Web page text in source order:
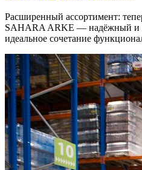
Расширенный ассортимент:
SAHARA ARKE — надёжный и
идеальное сочетание